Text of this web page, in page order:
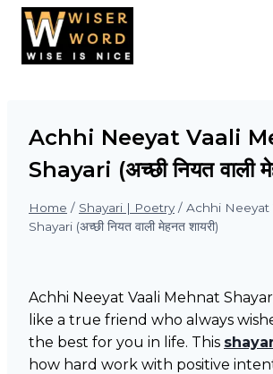
Skip
content
Achhi Neeyat Vaali
Shayari (अच्छी नियत वाली
Home / Shayari | Poetry / Achhi Neeyat
Shayari (अच्छी नियत वाली मेहनत शायरी)
Achhi Neeyat Vaali Mehnat
like a true friend who always
the best for you in life. This
how hard work with positive